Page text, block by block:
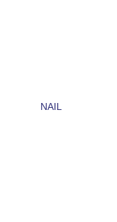
NAIL